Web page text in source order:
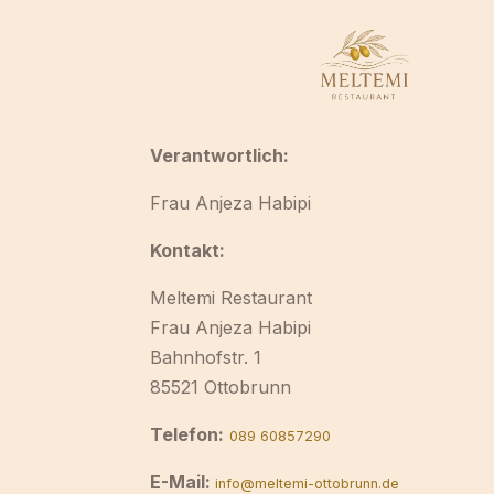
Verantwortlich:
Frau Anjeza Habipi
Kontakt:
Meltemi Restaurant
Frau Anjeza Habipi
Bahnhofstr. 1
85521 Ottobrunn
Telefon: 089 60857290
E-Mail: info@meltemi-ottobrunn.de